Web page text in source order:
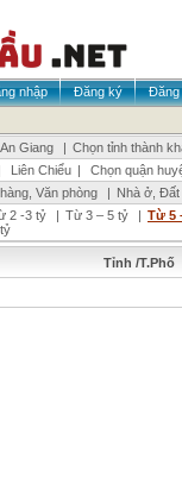
nhập Đăng ký
Đăng
An Giang | Chọn tỉnh thành
Liên Chiểu |
Chọn quận
Văn phòng | Nhà ở,
2 -3 tỷ | Từ 3 – 5 tỷ | Từ 5
Tỉnh /T.Phố